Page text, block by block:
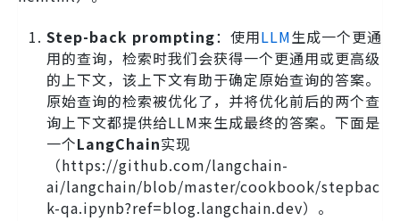
Step-back prompting：使用LLM生成一个更通
用的查询，检索时我们会获得一个更通用或更高级
的上下文，该上下文有助于确定原始查询的答案。
原始查询的检索被优化了，并将优化前后的两个查
询上下文都提供给LLM来生成最终的答案。下面是
一个LangChain实现
（https://github.com/langchain-
ai/langchain/blob/master/cookbook/stepbac
k-qa.ipynb?ref=blog.langchain.dev）。